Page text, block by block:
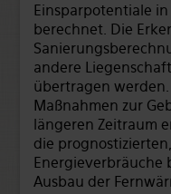
Einsparpotentiale
berechnet. Die
andere
übertragen
Maßnahmen zur
längeren Zeitraum
die
Energieverbräuche
Ausbau der